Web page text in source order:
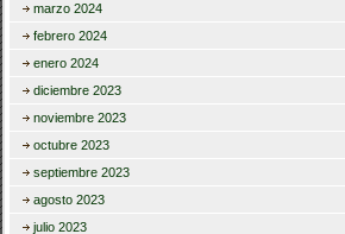
marzo 2024
febrero 2024
enero 2024
diciembre 2023
noviembre 2023
octubre 2023
septiembre 2023
agosto 2023
julio 2023